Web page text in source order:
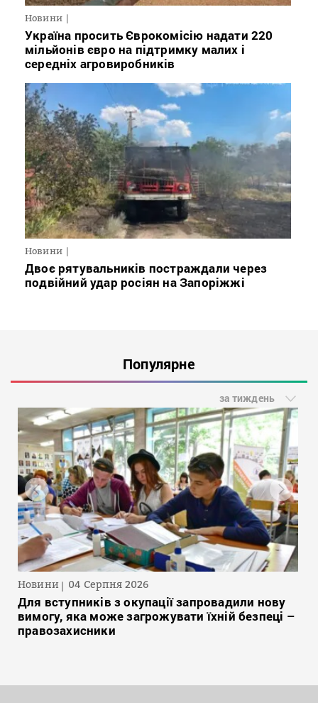
Новини
Україна просить Єврокомісію надати 220
мільйонів євро на підтримку малих і
середніх агровиробників
Новини
Двоє рятувальників постраждали через
подвійний удар росіян на Запоріжжі
Популярне
за тиждень
Новини 04 Серпня 2026
Для вступників з окупації запровадили нову
вимогу, яка може загрожувати їхній безпеці –
правозахисники